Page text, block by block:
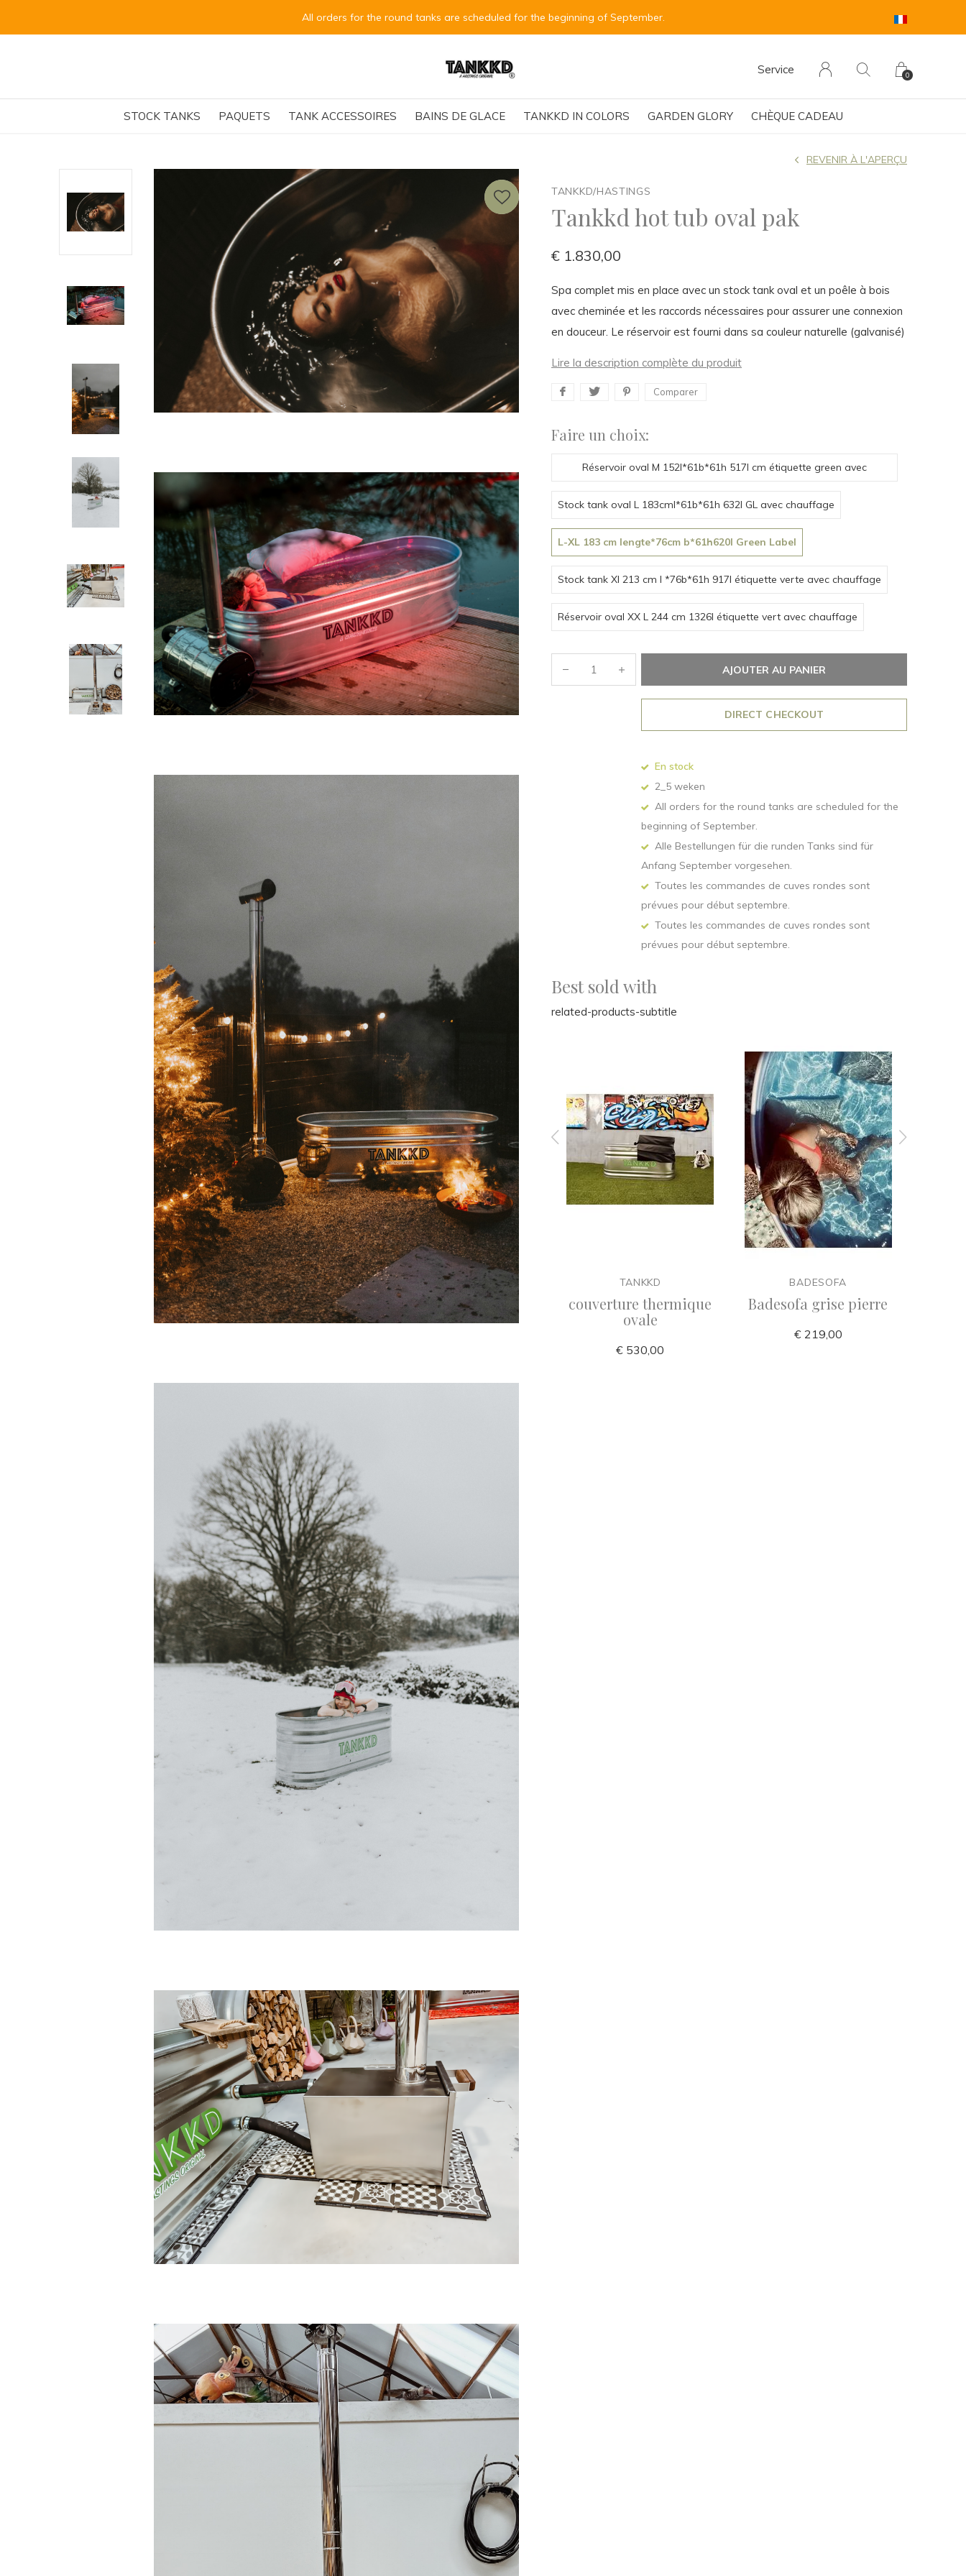
STOCK TANKS PAQUETS TANK ACCESSOIRES BAINS DE GLACE TANKKD IN COLORS GARDEN GLORY CHÈQUE CADEAU
Service 0
Alle Bestellungen für die runden Tanks sind für Anfang September vorgesehen.
TANKKD/HASTINGS
Tankkd hot tub oval pak
REVENIR À L'APERÇU
€ 1.830,00
Spa complet mis en place avec un stock tank oval et un poêle à bois
avec cheminée et les raccords nécessaires pour assurer une connexion
en douceur. Le réservoir est fourni dans sa couleur naturelle (galvanisé)
Lire la description complète du produit
Comparer
Faire un choix:
Réservoir oval M 152l*61b*61h 517l cm étiquette green avec
chauffage
Stock tank oval L 183cml*61b*61h 632l GL avec chauffage
L-XL 183 cm lengte*76cm b*61h620l Green Label
Stock tank Xl 213 cm l *76b*61h 917l étiquette verte avec chauffage
Réservoir oval XX L 244 cm 1326l étiquette vert avec chauffage
AJOUTER AU PANIER
DIRECT CHECKOUT
En stock
2_5 weken
All orders for the round tanks are scheduled for the
beginning of September.
Alle Bestellungen für die runden Tanks sind für
Anfang September vorgesehen.
Toutes les commandes de cuves rondes sont
prévues pour début septembre.
Toutes les commandes de cuves rondes sont
prévues pour début septembre.
Best sold with
related-products-subtitle
Badesofa Anthracite
BADESOFA
Badesofa bleu céleste
BADESOFA
Badesofa Pearl
TANKKD
couverture thermique
ovale
€ 530,00
BADESOFA
Badesofa grise pierre
€ 219,00